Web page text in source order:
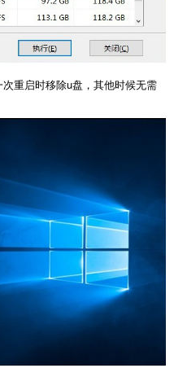
重启时移除u盘，其他时候无需